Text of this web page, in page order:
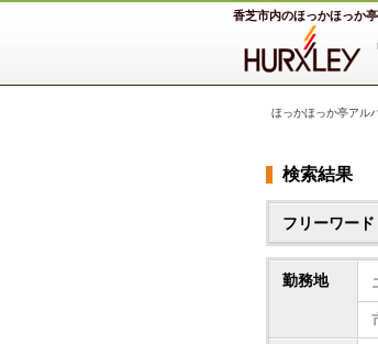
香芝市内のほっかほっか
ほっかほっか亭アル
検索結果
フリーワード
勤務地